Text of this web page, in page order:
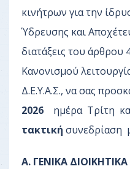
κινήτρων για την
Ύδρευσης και
διατάξεις του άρθρου
Κανονισμού
Δ.Ε.Υ.Α.Σ., να σας
2026 ημέρα Τρίτη
τακτική συνεδρίαση
Α. ΓΕΝΙΚΑ